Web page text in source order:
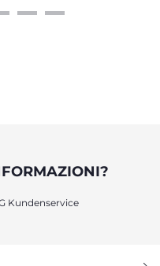
Kundenservice